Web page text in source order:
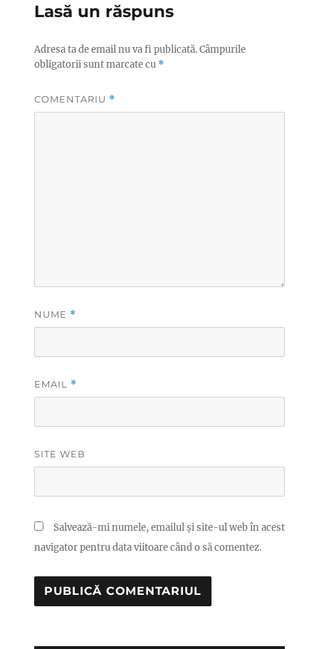
Lasă un răspuns
Adresa ta de email nu va fi publicată.Câmpurile
obligatorii sunt marcate cu *
COMENTARIU *
NUME *
EMAIL *
SITE WEB
Salvează-mi numele, emailul și site-ul web în acest
navigator pentru data viitoare când o să comentez.